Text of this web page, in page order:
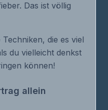
Das ist völlig
die es viel
du vielleicht denkst
können!
allein